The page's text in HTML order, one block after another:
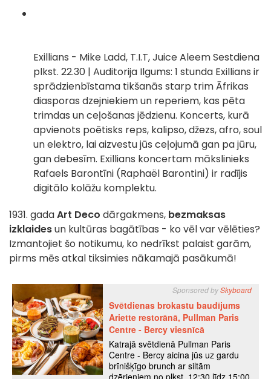
Exillians - Mike Ladd, T.I.T, Juice Aleem Sestdiena
plkst. 22.30 | Auditorija Ilgums: 1 stunda Exillians ir
sprādzienbīstama tikšanās starp trim Āfrikas
diasporas dzejniekiem un reperiem, kas pēta
trimdas un ceļošanas jēdzienu. Koncerts, kurā
apvienots poētisks reps, kalipso, džezs, afro, soul
un elektro, lai aizvestu jūs ceļojumā gan pa jūru,
gan debesīm. Exillians koncertam mākslinieks
Rafaels Barontīni (Raphaël Barontini) ir radījis
digitālo kolāžu komplektu.
1931. gadaArt Deco dārgakmens, bezmaksas
izklaidesun kultūras bagātības - ko vēl var vēlēties?
Izmantojiet šo notikumu, ko nedrīkst palaist garām,
pirms mēs atkal tiksimies nākamajā pasākumā!